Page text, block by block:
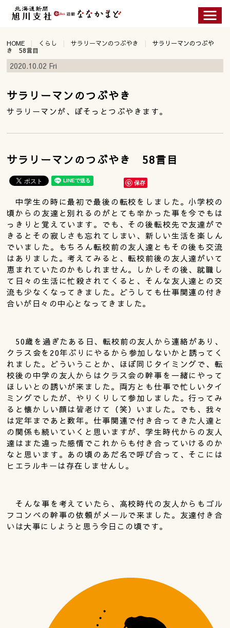
HOME くらし サラリーマンのつぶやき
サラリーマンのつぶや
き 58言目
2020.10.02 Fri
サラリーマンのつぶやき
サラリーマンが、ぼそっとつぶやきます。
サラリーマンのつぶやき 58言目
保存
中学生の時に最初で最後の転校をしました。小学校の
頃からの友達と別れるのがとても辛かった事を今でもは
っきりと覚えています。でも、その後転校先で友達がで
きるとその寂しさも忘れてしまい、新しい生活を楽しん
でいました。もちろん転校前の友人達ともその後も交流
はありました。考えてみると、転校前後の友人達がいて
恵まれていたのかもしれません。しかしその後、就職し
て日々の生活に忙殺されてくると、そんな友人達との交
流も少なくなってきました。どうしても仕事関連の付き
合いが日々の中心となってきました。
50歳を過ぎたある日、転校前の友人から連絡があり、
クラス会を20年ぶりにやるから参加しないかと誘ってく
れました。どういうことか、ほぼ同じタイミングで、転
校後の中学の友人からはクラス会の幹事を一緒にやって
ほしいとの誘いが来ました。両方とも仕事で忙しいタイ
ミングでしたが、やりくりして参加しました。行ってみ
ると懐かしい顔は皆老けて（笑）いました。でも、我々
は定年まであと数年。仕事関連で付き合ってきた人達と
の関係も続いていくと思いますが、学生時代からの友人
達はまた違った感情でこれからも付き合っていけるのか
なと思います。あの頃のあだ名で呼び合って、そこには
ヒエラルキーは存在しませんし。
そんな事を考えていたら、高校時代の友人からもゴル
フコンペの幹事の依頼がメールで来ました。友達付き合
いは大事にしようと思う今日この頃です。